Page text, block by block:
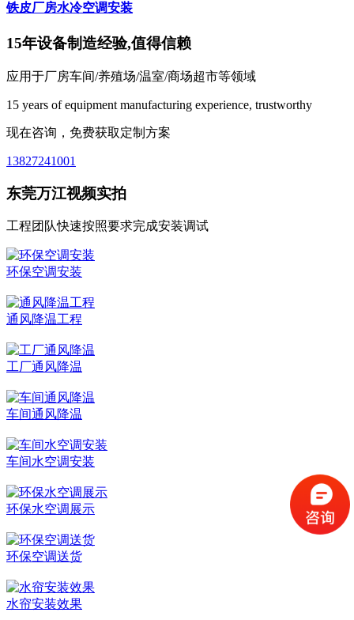
铁皮厂房水冷空调安装
15年设备制造经验,值得信赖
应用于厂房车间/养殖场/温室/商场超市等领域
15 years of equipment manufacturing experience, trustworthy
现在咨询，免费获取定制方案
13827241001
东莞万江视频实拍
工程团队快速按照要求完成安装调试
环保空调安装
通风降温工程
工厂通风降温
车间通风降温
车间水空调安装
环保水空调展示
环保空调送货
水帘安装效果